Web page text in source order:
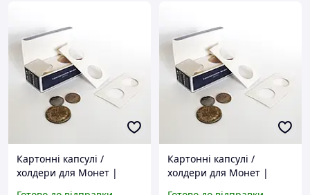
Картонні капсулі /
холдери для Монет |
Картонні капсулі /
холдери для Монет |